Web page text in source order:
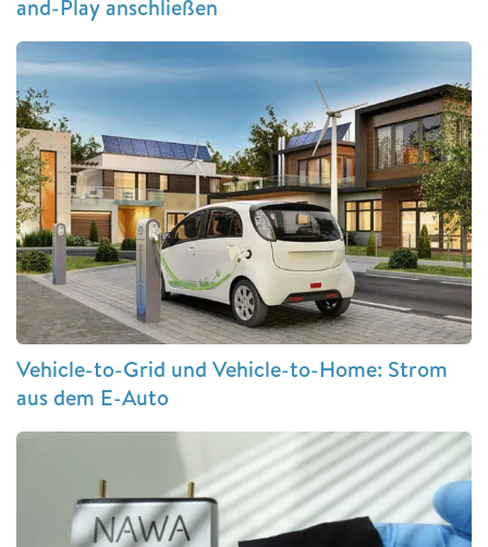
and-Play anschließen
Vehicle-to-Grid und Vehicle-to-Home: Strom
aus dem E-Auto